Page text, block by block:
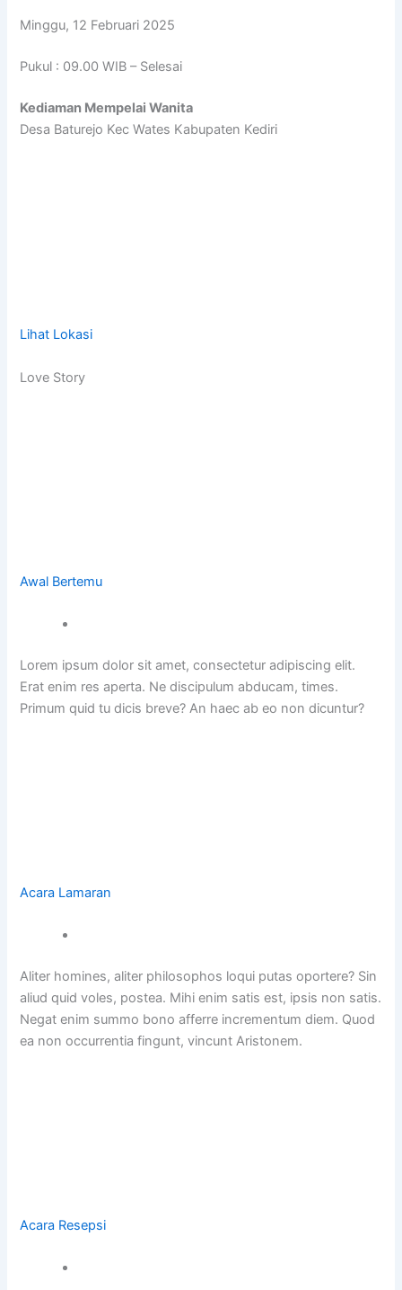
Minggu, 12 Februari 2025
Pukul : 09.00 WIB – Selesai
Kediaman Mempelai Wanita
Desa Baturejo Kec Wates Kabupaten Kediri
Lihat Lokasi
Love Story
Awal Bertemu
Lorem ipsum dolor sit amet, consectetur adipiscing elit.
Erat enim res aperta. Ne discipulum abducam, times.
Primum quid tu dicis breve? An haec ab eo non dicuntur?
Acara Lamaran
Aliter homines, aliter philosophos loqui putas oportere? Sin
aliud quid voles, postea. Mihi enim satis est, ipsis non satis.
Negat enim summo bono afferre incrementum diem. Quod
ea non occurrentia fingunt, vincunt Aristonem.
Acara Resepsi